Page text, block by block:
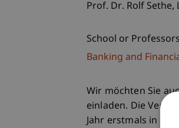
Prof. Dr. Rolf Sethe
School or
Banking and
Wir möchten Sie
einladen. Die
Jahr erstmals in